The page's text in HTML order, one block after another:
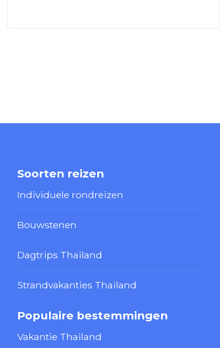
Soorten reizen
Individuele rondreizen
Bouwstenen
Dagtrips Thailand
Strandvakanties Thailand
Populaire bestemmingen
Vakantie Thailand